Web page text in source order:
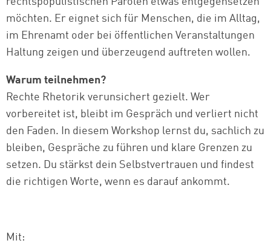
möchten. Er eignet sich für Menschen, die im Alltag,
im Ehrenamt oder bei öffentlichen Veranstaltungen
Haltung zeigen und überzeugend auftreten wollen.
Warum teilnehmen?
Rechte Rhetorik verunsichert gezielt. Wer
vorbereitet ist, bleibt im Gespräch und verliert nicht
den Faden. In diesem Workshop lernst du, sachlich zu
bleiben, Gespräche zu führen und klare Grenzen zu
setzen. Du stärkst dein Selbstvertrauen und findest
die richtigen Worte, wenn es darauf ankommt.
Mit: